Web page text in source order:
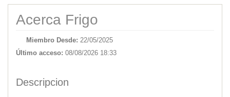
Acerca Frigo
Miembro Desde: 22/05/2025
Último acceso: 08/08/2026 18:33
Descripcion